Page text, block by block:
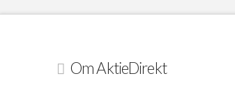
Om AktieDirekt